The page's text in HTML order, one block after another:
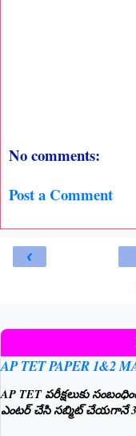
No comments:
Post a Comment
‹
AP TET PAPER 1&2
AP TET పరీక్షలుకు
ఎంటర్ చేసి సబ్మిట్ చేయగానే 30